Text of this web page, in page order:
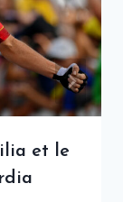
et le